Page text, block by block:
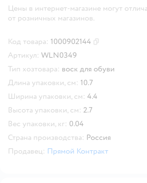
Цены в интернет-магазине могут
от розничных магазинов.
Код товара: 1000902144
Артикул: WLN0349
Тип хозтовара: воск для обуви
Длина упаковки, см: 10.7
Ширина упаковки, см: 4.4
Высота упаковки, см: 2.7
Вес упаковки, кг: 0.04
Страна производства: Россия
Продавец: Прямой Контракт